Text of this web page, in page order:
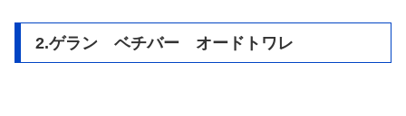
2.ゲラン ベチバー オードトワレ